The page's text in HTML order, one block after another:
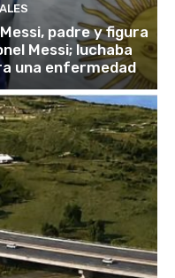
padre y figura
Messi; luchaba
una enfermedad